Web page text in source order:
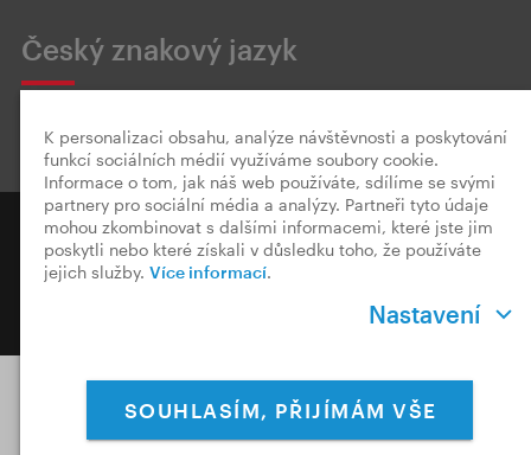
Český znakový jazyk
Copyright © 2026 CzechTourism
K personalizaci obsahu, analýze návštěvnosti a poskytování
funkcí sociálních médií využíváme soubory cookie.
Informace o tom, jak náš web používáte, sdílíme se svými
partnery pro sociální média a analýzy. Partneři tyto údaje
mohou zkombinovat s dalšími informacemi, které jste jim
poskytli nebo které získali v důsledku toho, že používáte
jejich služby. Více informací.
Nastavení
SOUHLASÍM, PŘIJÍMÁM VŠE